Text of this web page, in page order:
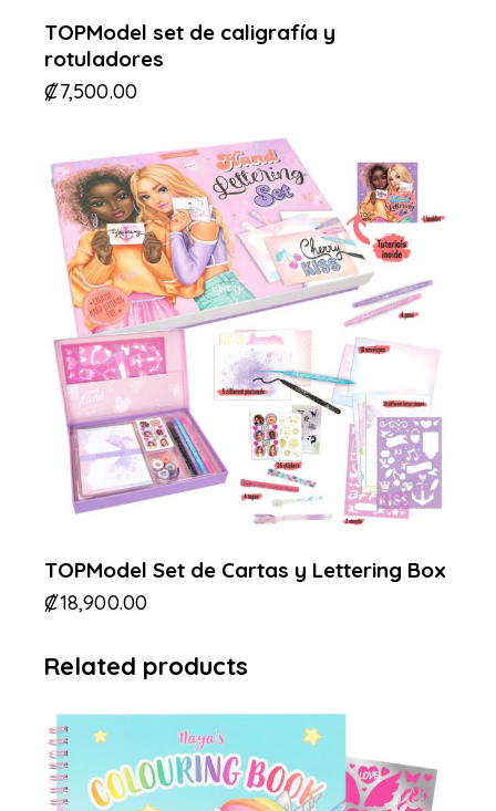
TOPModel set de caligrafía y
rotuladores
₡7,500.00
TOPModel Set de Cartas y Lettering Box
₡18,900.00
Related products